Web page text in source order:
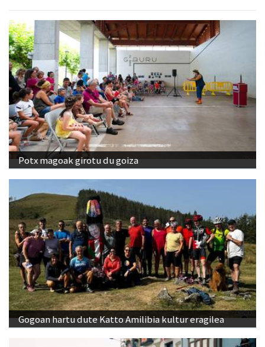
Potx magoak girotu du goiza
Gogoan hartu dute Katto Amilibia kultur eragilea